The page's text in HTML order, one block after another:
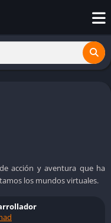
acción y aventura que ha
los mundos virtuales.